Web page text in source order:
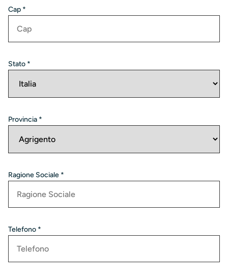
Cap *
Stato *
Provincia *
Ragione Sociale *
Telefono *